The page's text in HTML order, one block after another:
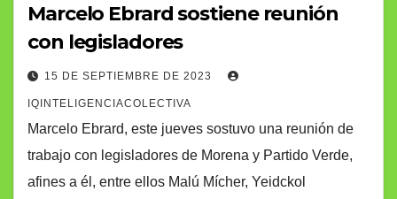
Marcelo Ebrard sostiene reunión
con legisladores
15 DE SEPTIEMBRE DE 2023
IQINTELIGENCIACOLECTIVA
Marcelo Ebrard, este jueves sostuvo una reunión de
trabajo con legisladores de Morena y Partido Verde,
afines a él, entre ellos Malú Mícher, Yeidckol